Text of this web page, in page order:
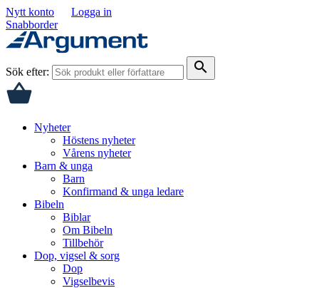
Nytt konto
Logga in
Snabborder
Sök efter: search
Nyheter
Höstens nyheter
Vårens nyheter
Barn & unga
Barn
Konfirmand & unga ledare
Bibeln
Biblar
Om Bibeln
Tillbehör
Dop, vigsel & sorg
Dop
Vigselbevis